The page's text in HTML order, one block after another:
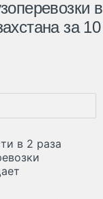
в
за 10
в 2 раза